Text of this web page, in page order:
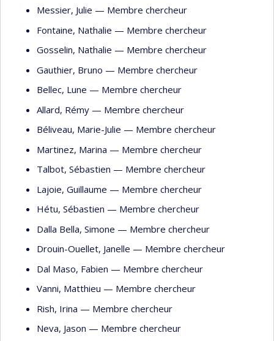
Messier, Julie — Membre chercheur
Fontaine, Nathalie — Membre chercheur
Gosselin, Nathalie — Membre chercheur
Gauthier, Bruno — Membre chercheur
Bellec, Lune — Membre chercheur
Allard, Rémy — Membre chercheur
Béliveau, Marie-Julie — Membre chercheur
Martinez, Marina — Membre chercheur
Talbot, Sébastien — Membre chercheur
Lajoie, Guillaume — Membre chercheur
Hétu, Sébastien — Membre chercheur
Dalla Bella, Simone — Membre chercheur
Drouin-Ouellet, Janelle — Membre chercheur
Dal Maso, Fabien — Membre chercheur
Vanni, Matthieu — Membre chercheur
Rish, Irina — Membre chercheur
Neva, Jason — Membre chercheur